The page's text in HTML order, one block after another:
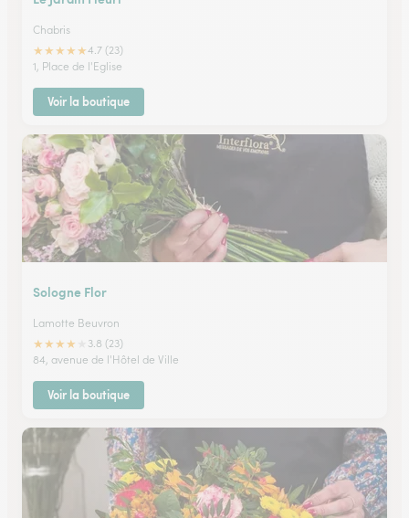
Chabris
★★★★★4.7 (23)
1, Place de l'Eglise
Voir la boutique
Sologne Flor
Lamotte Beuvron
★★★★
3.8 (23)
84, avenue de l'Hôtel de Ville
Voir la boutique